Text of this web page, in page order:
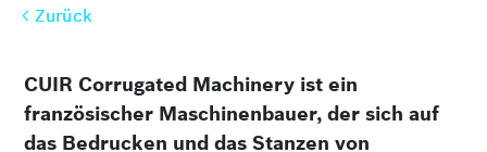
Zurück
CUIR Corrugated Machinery ist ein
französischer Maschinenbauer, der sich auf
das Bedrucken und das Stanzen von
Zurück